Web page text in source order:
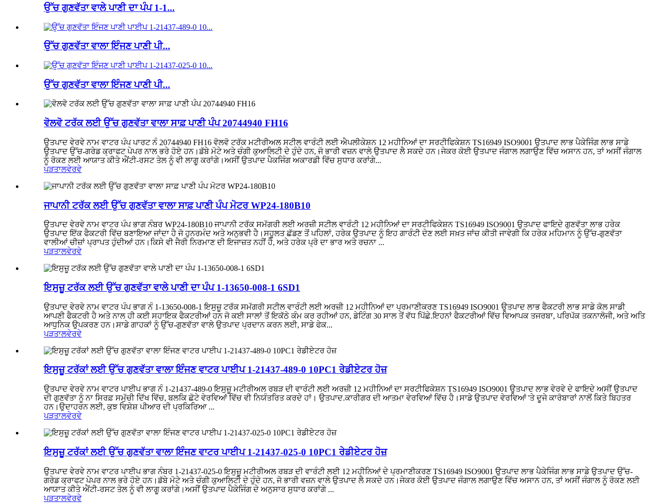
ਉੱਚ ਗੁਣਵੱਤਾ ਵਾਲੇ ਪਾਣੀ ਦਾ ਪੰਪ 1-1...
ਉੱਚ ਗੁਣਵੱਤਾ ਵਾਲਾ ਇੰਜਣ ਪਾਣੀ ਪੀ...
ਉੱਚ ਗੁਣਵੱਤਾ ਵਾਲਾ ਇੰਜਣ ਪਾਣੀ ਪੀ...
ਵੋਲਵੋ ਟਰੱਕ ਲਈ ਉੱਚ ਗੁਣਵੱਤਾ ਵਾਲਾ ਸਾਫ਼ ਪਾਣੀ ਪੰਪ 20744940 FH16
ਉਤਪਾਦ ਵੇਰਵੇ ਨਾਮ ਵਾਟਰ ਪੰਪ ਪਾਰਟ ਨੰ 20744940 FH16 ਵੋਲਵੋ ਟਰੱਕ ਮਟੀਰੀਅਲ ਸਟੀਲ ਵਾਰੰਟੀ ਲਈ ਐਪਲੀਕੇਸ਼ਨ 12 ਮਹੀਨਿਆਂ ਦਾ ਸਰਟੀਫਿਕੇਸ਼ਨ TS16949 ISO9001 ਉਤਪਾਦ ਲਾਭ ਪੈਕੇਜਿੰਗ ਲਾਭ ਸਾਡੇ
ਉਤਪਾਦ ਉੱਚ-ਗਰੇਡ ਕ੍ਰਾਫਟ ਪੇਪਰ ਨਾਲ ਭਰੇ ਹੋਏ ਹਨ।ਡੱਬੇ ਮੋਟੇ ਅਤੇ ਚੰਗੀ ਕੁਆਲਿਟੀ ਦੇ ਹੁੰਦੇ ਹਨ, ਜੋ ਭਾਰੀ ਵਜ਼ਨ ਵਾਲੇ ਉਤਪਾਦ ਲੈ ਸਕਦੇ ਹਨ।ਜੇਕਰ ਕੋਈ ਉਤਪਾਦ ਜੰਗਾਲ ਲਗਾਉਣ ਵਿੱਚ ਅਸਾਨ ਹਨ, ਤਾਂ ਅਸੀਂ ਜੰਗਾਲ
ਨੂੰ ਰੋਕਣ ਲਈ ਆਯਾਤ ਕੀਤੇ ਐਂਟੀ-ਰਸਟ ਤੇਲ ਨੂੰ ਵੀ ਲਾਗੂ ਕਰਾਂਗੇ।ਅਸੀਂ ਉਤਪਾਦ ਪੈਕਜਿੰਗ ਅਕਾਰਡੀ ਵਿੱਚ ਸੁਧਾਰ ਕਰਾਂਗੇ...
ਪੜਤਾਲਵੇਰਵੇ
ਜਾਪਾਨੀ ਟਰੱਕ ਲਈ ਉੱਚ ਗੁਣਵੱਤਾ ਵਾਲਾ ਸਾਫ਼ ਪਾਣੀ ਪੰਪ ਮੋਟਰ WP24-180B10
ਉਤਪਾਦ ਵੇਰਵੇ ਨਾਮ ਵਾਟਰ ਪੰਪ ਭਾਗ ਨੰਬਰ WP24-180B10 ਜਾਪਾਨੀ ਟਰੱਕ ਸਮੱਗਰੀ ਲਈ ਅਰਜ਼ੀ ਸਟੀਲ ਵਾਰੰਟੀ 12 ਮਹੀਨਿਆਂ ਦਾ ਸਰਟੀਫਿਕੇਸ਼ਨ TS16949 ISO9001 ਉਤਪਾਦ ਫਾਇਦੇ ਗੁਣਵੱਤਾ ਲਾਭ ਹਰੇਕ
ਉਤਪਾਦ ਇੱਕ ਫੈਕਟਰੀ ਵਿੱਚ ਬਣਾਇਆ ਜਾਂਦਾ ਹੈ ਜੋ ਹੁਨਰਮੰਦ ਅਤੇ ਅਨੁਭਵੀ ਹੈ।ਸਹੂਲਤ ਛੱਡਣ ਤੋਂ ਪਹਿਲਾਂ, ਹਰੇਕ ਉਤਪਾਦ ਨੂੰ ਇਹ ਗਾਰੰਟੀ ਦੇਣ ਲਈ ਸਖ਼ਤ ਜਾਂਚ ਕੀਤੀ ਜਾਵੇਗੀ ਕਿ ਹਰੇਕ ਮਹਿਮਾਨ ਨੂੰ ਉੱਚ-ਗੁਣਵੱਤਾ
ਵਾਲੀਆਂ ਚੀਜ਼ਾਂ ਪ੍ਰਾਪਤ ਹੁੰਦੀਆਂ ਹਨ।ਕਿਸੇ ਵੀ ਜੈਰੀ ਨਿਰਮਾਣ ਦੀ ਇਜਾਜ਼ਤ ਨਹੀਂ ਹੈ, ਅਤੇ ਹਰੇਕ ਪ੍ਰੋ ਦਾ ਭਾਰ ਅਤੇ ਰਚਨਾ ...
ਪੜਤਾਲਵੇਰਵੇ
ਇਸੁਜ਼ੂ ਟਰੱਕ ਲਈ ਉੱਚ ਗੁਣਵੱਤਾ ਵਾਲੇ ਪਾਣੀ ਦਾ ਪੰਪ 1-13650-008-1 6SD1
ਉਤਪਾਦ ਵੇਰਵੇ ਨਾਮ ਵਾਟਰ ਪੰਪ ਭਾਗ ਨੰ 1-13650-008-1 ਇਸੁਜ਼ੂ ਟਰੱਕ ਸਮੱਗਰੀ ਸਟੀਲ ਵਾਰੰਟੀ ਲਈ ਅਰਜ਼ੀ 12 ਮਹੀਨਿਆਂ ਦਾ ਪ੍ਰਮਾਣੀਕਰਣ TS16949 ISO9001 ਉਤਪਾਦ ਲਾਭ ਫੈਕਟਰੀ ਲਾਭ ਸਾਡੇ ਕੋਲ ਸਾਡੀ
ਆਪਣੀ ਫੈਕਟਰੀ ਹੈ ਅਤੇ ਨਾਲ ਹੀ ਕਈ ਸਹਾਇਕ ਫੈਕਟਰੀਆਂ ਹਨ ਜੋ ਕਈ ਸਾਲਾਂ ਤੋਂ ਇਕੱਠੇ ਕੰਮ ਕਰ ਰਹੀਆਂ ਹਨ, ਡੇਟਿੰਗ 30 ਸਾਲ ਤੋਂ ਵੱਧ ਪਿੱਛੇ.ਇਹਨਾਂ ਫੈਕਟਰੀਆਂ ਵਿੱਚ ਵਿਆਪਕ ਤਜਰਬਾ, ਪਰਿਪੱਕ ਤਕਨਾਲੋਜੀ, ਅਤੇ ਅਤਿ
ਆਧੁਨਿਕ ਉਪਕਰਣ ਹਨ।ਸਾਡੇ ਗਾਹਕਾਂ ਨੂੰ ਉੱਚ-ਗੁਣਵੱਤਾ ਵਾਲੇ ਉਤਪਾਦ ਪ੍ਰਦਾਨ ਕਰਨ ਲਈ, ਸਾਡੇ ਫੇਕ...
ਪੜਤਾਲਵੇਰਵੇ
ਇਸੁਜ਼ੂ ਟਰੱਕਾਂ ਲਈ ਉੱਚ ਗੁਣਵੱਤਾ ਵਾਲਾ ਇੰਜਣ ਵਾਟਰ ਪਾਈਪ 1-21437-489-0 10PC1 ਰੇਡੀਏਟਰ ਹੋਜ਼
ਉਤਪਾਦ ਵੇਰਵੇ ਨਾਮ ਵਾਟਰ ਪਾਈਪ ਭਾਗ ਨੰ 1-21437-489-0 ਇਸੁਜ਼ੂ ਮਟੀਰੀਅਲ ਰਬੜ ਦੀ ਵਾਰੰਟੀ ਲਈ ਅਰਜ਼ੀ 12 ਮਹੀਨਿਆਂ ਦਾ ਸਰਟੀਫਿਕੇਸ਼ਨ TS16949 ISO9001 ਉਤਪਾਦ ਲਾਭ ਵੇਰਵੇ ਦੇ ਫਾਇਦੇ ਅਸੀਂ ਉਤਪਾਦ
ਦੀ ਗੁਣਵੱਤਾ ਨੂੰ ਨਾ ਸਿਰਫ਼ ਸਮੁੱਚੀ ਦਿੱਖ ਵਿੱਚ, ਬਲਕਿ ਛੋਟੇ ਵੇਰਵਿਆਂ ਵਿੱਚ ਵੀ ਨਿਯੰਤਰਿਤ ਕਰਦੇ ਹਾਂ। ਉਤਪਾਦ.ਕਾਰੀਗਰ ਦੀ ਆਤਮਾ ਵੇਰਵਿਆਂ ਵਿੱਚ ਹੈ।ਸਾਡੇ ਉਤਪਾਦ ਵੇਰਵਿਆਂ 'ਤੇ ਦੂਜੇ ਕਾਰੋਬਾਰਾਂ ਨਾਲੋਂ ਕਿਤੇ ਬਿਹਤਰ
ਹਨ।ਉਦਾਹਰਨ ਲਈ, ਕੁਝ ਵਿਸ਼ੇਸ਼ ਪੀਆਰ ਦੀ ਪ੍ਰਕਿਰਿਆ ...
ਪੜਤਾਲਵੇਰਵੇ
ਇਸੁਜ਼ੂ ਟਰੱਕਾਂ ਲਈ ਉੱਚ ਗੁਣਵੱਤਾ ਵਾਲਾ ਇੰਜਣ ਵਾਟਰ ਪਾਈਪ 1-21437-025-0 10PC1 ਰੇਡੀਏਟਰ ਹੋਜ਼
ਉਤਪਾਦ ਵੇਰਵੇ ਨਾਮ ਵਾਟਰ ਪਾਈਪ ਭਾਗ ਨੰਬਰ 1-21437-025-0 ਇਸੁਜ਼ੂ ਮਟੀਰੀਅਲ ਰਬੜ ਦੀ ਵਾਰੰਟੀ ਲਈ 12 ਮਹੀਨਿਆਂ ਦੇ ਪ੍ਰਮਾਣੀਕਰਣ TS16949 ISO9001 ਉਤਪਾਦ ਲਾਭ ਪੈਕੇਜਿੰਗ ਲਾਭ ਸਾਡੇ ਉਤਪਾਦ ਉੱਚ-
ਗਰੇਡ ਕ੍ਰਾਫਟ ਪੇਪਰ ਨਾਲ ਭਰੇ ਹੋਏ ਹਨ।ਡੱਬੇ ਮੋਟੇ ਅਤੇ ਚੰਗੀ ਕੁਆਲਿਟੀ ਦੇ ਹੁੰਦੇ ਹਨ, ਜੋ ਭਾਰੀ ਵਜ਼ਨ ਵਾਲੇ ਉਤਪਾਦ ਲੈ ਸਕਦੇ ਹਨ।ਜੇਕਰ ਕੋਈ ਉਤਪਾਦ ਜੰਗਾਲ ਲਗਾਉਣ ਵਿੱਚ ਅਸਾਨ ਹਨ, ਤਾਂ ਅਸੀਂ ਜੰਗਾਲ ਨੂੰ ਰੋਕਣ ਲਈ
ਆਯਾਤ ਕੀਤੇ ਐਂਟੀ-ਰਸਟ ਤੇਲ ਨੂੰ ਵੀ ਲਾਗੂ ਕਰਾਂਗੇ।ਅਸੀਂ ਉਤਪਾਦ ਪੈਕੇਜਿੰਗ ਦੇ ਅਨੁਸਾਰ ਸੁਧਾਰ ਕਰਾਂਗੇ ...
ਪੜਤਾਲਵੇਰਵੇ